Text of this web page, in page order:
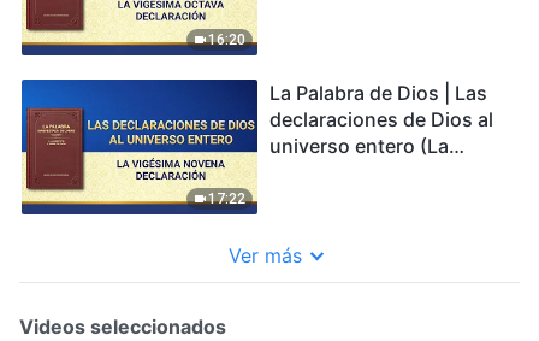
16:20
17:22
La Palabra de Dios | Las
declaraciones de Dios al
universo entero (La
Ver más
Videos seleccionados